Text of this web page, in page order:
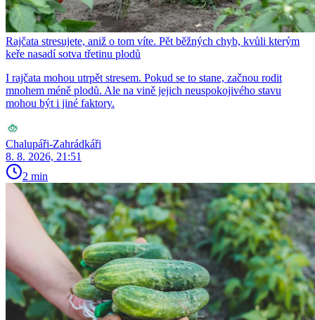
Rajčata stresujete, aniž o tom víte. Pět běžných chyb, kvůli kterým
keře nasadí sotva třetinu plodů
I rajčata mohou utrpět stresem. Pokud se to stane, začnou rodit
mnohem méně plodů. Ale na vině jejich neuspokojivého stavu
mohou být i jiné faktory.
Chalupáři-Zahrádkáři
8. 8. 2026, 21:51
2 min